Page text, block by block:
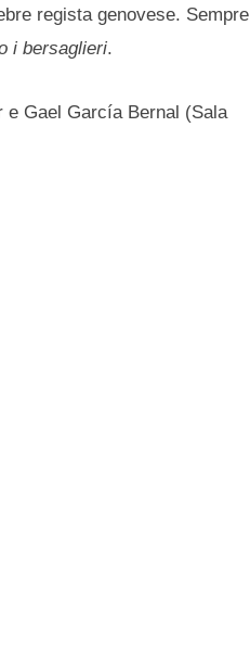
regista genovese. Sempre
i bersaglieri.
e Gael García Bernal (Sala